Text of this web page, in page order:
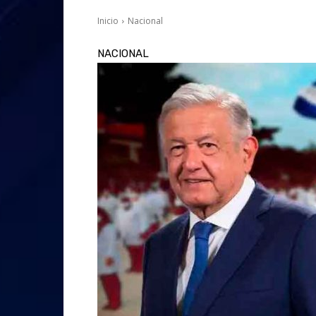
Inicio Nacional
NACIONAL